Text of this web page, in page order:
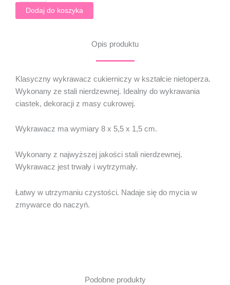
stalowy
nietoperz
Dodaj do koszyka
Opis produktu
Klasyczny wykrawacz cukierniczy w kształcie nietoperza.
Wykonany ze stali nierdzewnej. Idealny do wykrawania
ciastek, dekoracji z masy cukrowej.
Wykrawacz ma wymiary 8 x 5,5 x 1,5 cm.
Wykonany z najwyższej jakości stali nierdzewnej.
Wykrawacz jest trwały i wytrzymały.
Łatwy w utrzymaniu czystości. Nadaje się do mycia w
zmywarce do naczyń.
Podobne produkty